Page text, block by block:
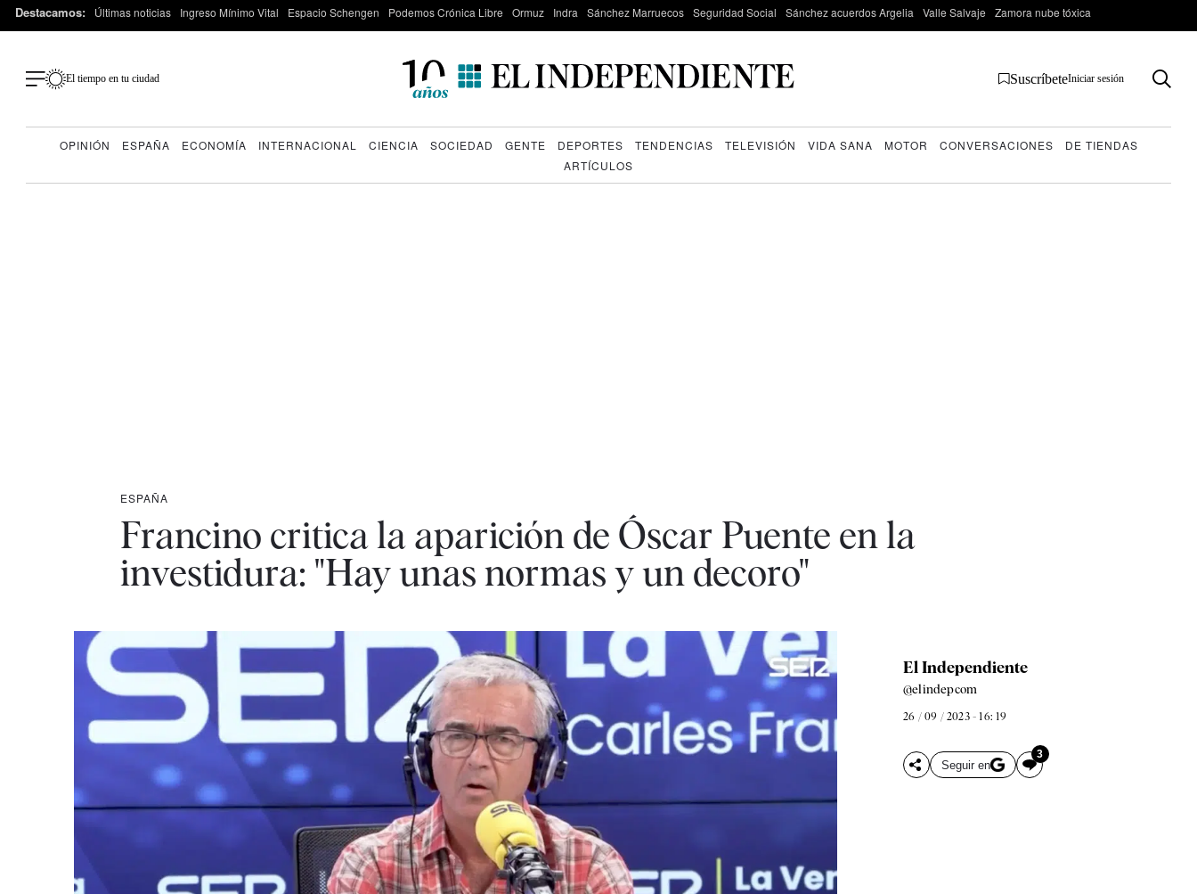
Destacamos: Últimas noticias Ingreso Mínimo Vital Espacio Schengen Podemos Crónica Libre Ormuz Indra Sánchez Marruecos Seguridad Social Sánchez acuerdos Argelia Valle Salvaje Zamora nube tóxica
El tiempo en tu ciudad SuscríbeteIniciar sesión
OPINIÓN ESPAÑA ECONOMÍA INTERNACIONAL CIENCIA SOCIEDAD GENTE DEPORTES TENDENCIAS TELEVISIÓN VIDA SANA MOTOR CONVERSACIONES
DE TIENDAS
ARTÍCULOS
ESPAÑA
Francino critica la aparición de Óscar Puente en la
investidura: "Hay unas normas y un decoro"
El Independiente
@elindepcom
26 / 09 / 2023 - 16: 19
Seguir en
3